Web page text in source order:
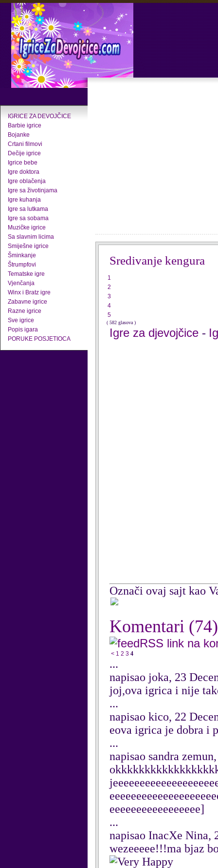
IGRICE ZA DEVOJČICE
Barbie igrice
Bojanke
Crtani filmovi
Dečije igrice
Igrice bebe
Igre doktora
Igre oblačenja
Igre sa životinjama
Igre kuhanja
Igre sa lutkama
Igre sa sobama
Muzičke igrice
Sa slavnim licima
Smiješne igrice
Šminkanje
Štrumpfovi
Tematske igre
Vjenčanja
Winx i Bratz igre
Zabavne igrice
Razne igrice
Sve igrice
Popis igara
PORUKE POSJETIOCA
Sredivanje kengura
1
2
3
4
5
( 582 glasova )
Igre za djevojčice -
Označi ovaj sajt kao
Komentari (74)
RSS link na
< 1 2 3 4
...
napisao joka, 23
joj,ova igrica i nije
...
napisao kico, 22
eova igrica je dobra i
...
napisao sandra
eeeeeeeeeeeeeeeee]
...
napisao InacXe Nina,
wezeeeee!!!ma bjaz